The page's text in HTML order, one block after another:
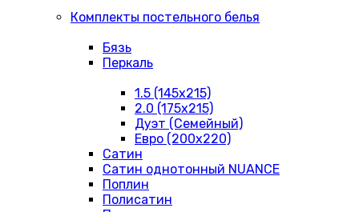
Комплекты постельного белья
Бязь
Перкаль
1.5 (145х215)
2.0 (175х215)
Дуэт (Семейный)
Евро (200х220)
Сатин
Сатин однотонный NUANCE
Поплин
Полисатин